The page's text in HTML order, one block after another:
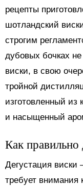
рецепты
шотландский
строгим
дубовых бочках
виски, в свою
тройной
изготовленный из
и насыщенный
Как правильно
Дегустация виски
требует внимания